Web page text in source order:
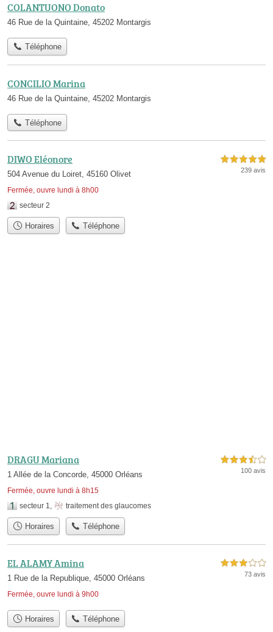
COLANTUONO Donato
46 Rue de la Quintaine, 45202 Montargis
Téléphone
CONCILIO Marina
46 Rue de la Quintaine, 45202 Montargis
Téléphone
DIWO Eléonore
504 Avenue du Loiret, 45160 Olivet
Fermée, ouvre lundi à 8h00
5,0 étoiles sur 5
239 avis
secteur 2
Horaires Téléphone
DRAGU Mariana
1 Allée de la Concorde, 45000 Orléans
Fermée, ouvre lundi à 8h15
3,5 étoiles sur 5
100 avis
secteur 1, traitement des glaucomes
Horaires Téléphone
EL ALAMY Amina
1 Rue de la Republique, 45000 Orléans
Fermée, ouvre lundi à 9h00
3,0 étoiles sur 5
73 avis
Horaires Téléphone